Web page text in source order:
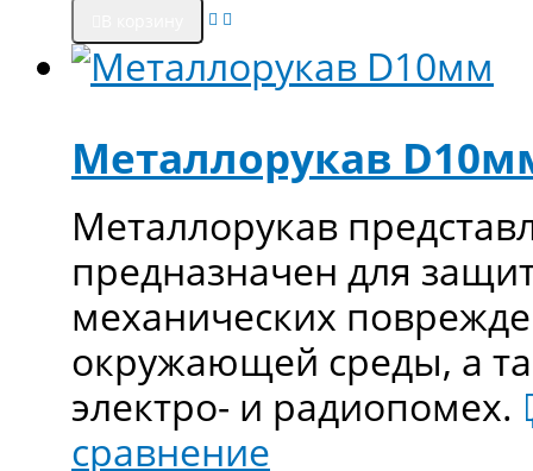
Металлорукав
Металлорукав
предназначен для
механических
окружающей среды, а
электро- и радиопомех.
сравнение